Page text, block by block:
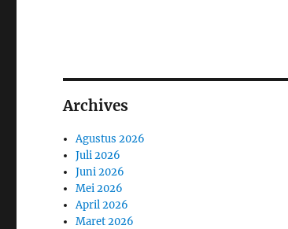
Archives
Agustus 2026
Juli 2026
Juni 2026
Mei 2026
April 2026
Maret 2026